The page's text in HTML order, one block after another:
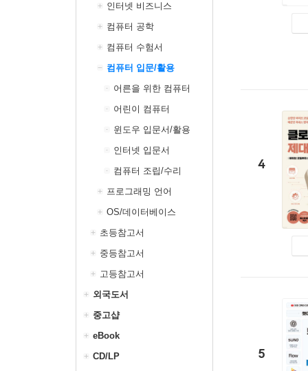
인터넷 비즈니스
컴퓨터 공학
컴퓨터 수험서
컴퓨터 입문/활용
어른을 위한 컴퓨터
어린이 컴퓨터
윈도우 입문서/활용
인터넷 입문서
컴퓨터 조립/수리
프로그래밍 언어
OS/데이터베이스
초등참고서
중등참고서
고등참고서
외국도서
중고샵
eBook
CD/LP
4
5